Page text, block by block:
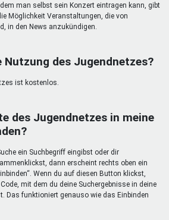
man selbst sein Konzert eintragen kann, gibt
Möglichkeit Veranstaltungen, die von
in den News anzukündigen.
Nutzung des Jugendnetzes?
ist kostenlos.
des Jugendnetzes in meine
ein Suchbegriff eingibst oder dir
dann erscheint rechts oben ein
Wenn du auf diesen Button klickst,
mit dem du deine Suchergebnisse in deine
Das funktioniert genauso wie das Einbinden